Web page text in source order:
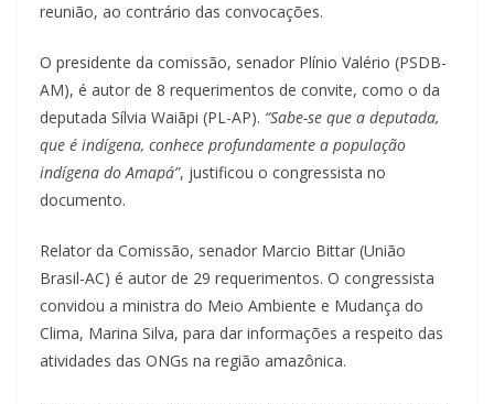
reunião, ao contrário das convocações.
O presidente da comissão, senador Plínio Valério (PSDB-
AM), é autor de 8 requerimentos de convite, como o da
deputada Sílvia Waiãpi (PL-AP). “Sabe-se que a deputada,
que é indígena, conhece profundamente a população
indígena do Amapá”, justificou o congressista no
documento.
Relator da Comissão, senador Marcio Bittar (União
Brasil-AC) é autor de 29 requerimentos. O congressista
convidou a ministra do Meio Ambiente e Mudança do
Clima, Marina Silva, para dar informações a respeito das
atividades das ONGs na região amazônica.